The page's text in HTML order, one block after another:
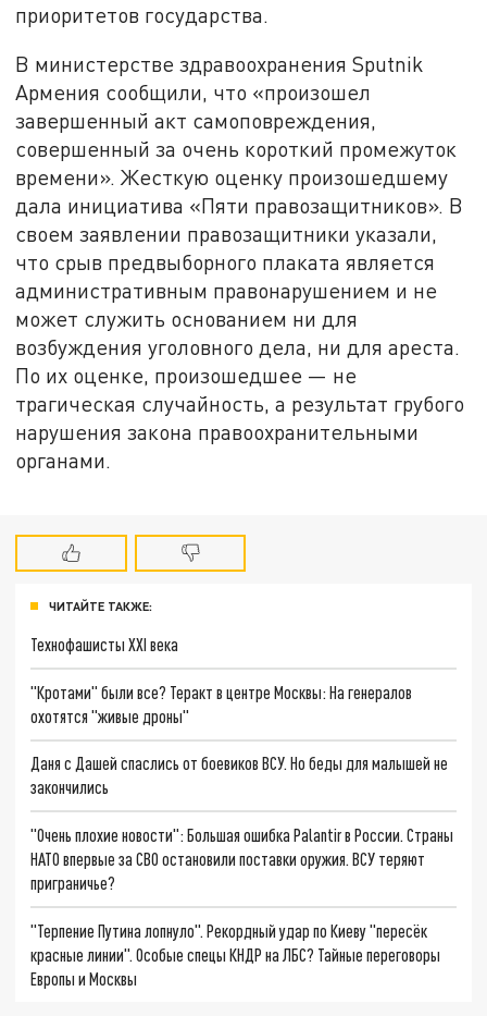
приоритетов государства.
В министерстве здравоохранения Sputnik
Армения сообщили, что «произошел
завершенный акт самоповреждения,
совершенный за очень короткий промежуток
времени». Жесткую оценку произошедшему
дала инициатива «Пяти правозащитников». В
своем заявлении правозащитники указали,
что срыв предвыборного плаката является
административным правонарушением и не
может служить основанием ни для
возбуждения уголовного дела, ни для ареста.
По их оценке, произошедшее — не
трагическая случайность, а результат грубого
нарушения закона правоохранительными
органами.
ЧИТАЙТЕ ТАКЖЕ:
Технофашисты XXI века
"Кротами" были все? Теракт в центре Москвы: На генералов
охотятся "живые дроны"
Даня с Дашей спаслись от боевиков ВСУ. Но беды для малышей не
закончились
"Очень плохие новости": Большая ошибка Palantir в России. Страны
НАТО впервые за СВО остановили поставки оружия. ВСУ теряют
приграничье?
"Терпение Путина лопнуло". Рекордный удар по Киеву "пересёк
красные линии". Особые спецы КНДР на ЛБС? Тайные переговоры
Европы и Москвы